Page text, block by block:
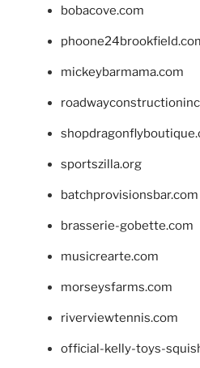
bobacove.com
mickeybarmama.com
sportszilla.org
batchprovisionsbar.com
brasserie-gobette.com
musicrearte.com
morseysfarms.com
riverviewtennis.com
official-kelly-toys-